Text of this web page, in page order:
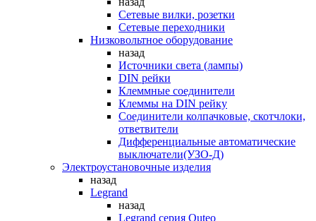
Сетевые вилки, розетки
Сетевые переходники
Низковольтное оборудование
назад
Источники света (лампы)
DIN рейки
Клеммные соединители
Клеммы на DIN рейку
Соединители колпачковые, скотчлоки,
ответвители
Дифференциальные автоматические
выключатели(УЗО-Д)
Электроустановочные изделия
назад
Legrand
назад
Legrand серия Quteo